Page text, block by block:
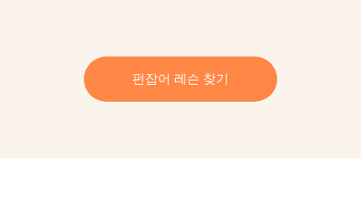
펀잡어 레슨 찾기